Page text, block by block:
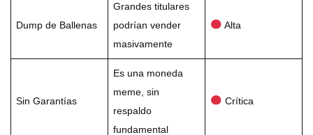
Dump de Ballenas
Grandes titulares
podrían vender
masivamente
Alta
Sin Garantías
Es una moneda
meme, sin
respaldo
fundamental
Crítica